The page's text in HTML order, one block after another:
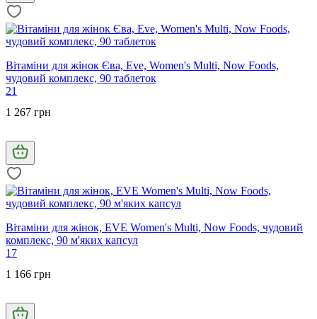
Вітаміни для жінок Єва, Eve, Women's Multi, Now Foods,
чудовий комплекс, 90 таблеток
21
1 267 грн
Вітаміни для жінок, EVE Women's Multi, Now Foods, чудовий
комплекс, 90 м'яких капсул
17
1 166 грн